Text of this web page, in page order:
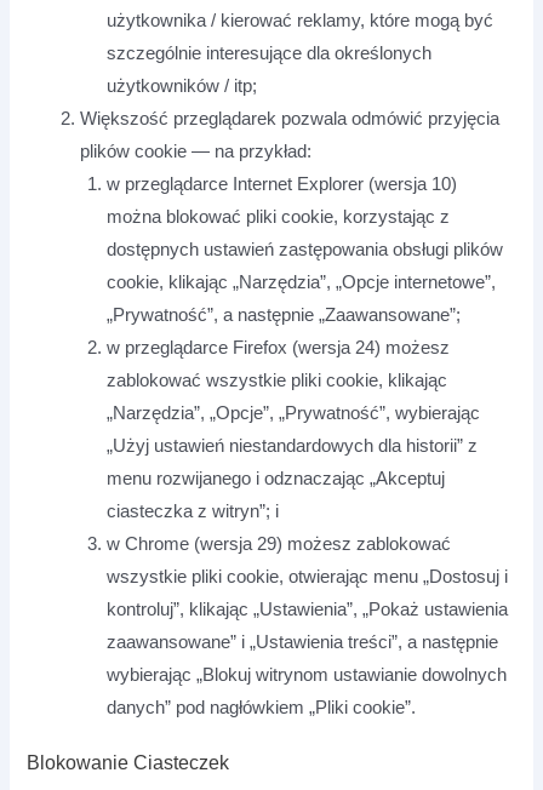
użytkownika / kierować reklamy, które mogą być
szczególnie interesujące dla określonych
użytkowników / itp;
Większość przeglądarek pozwala odmówić przyjęcia
plików cookie — na przykład:
w przeglądarce Internet Explorer (wersja 10)
można blokować pliki cookie, korzystając z
dostępnych ustawień zastępowania obsługi plików
cookie, klikając „Narzędzia”, „Opcje internetowe”,
„Prywatność”, a następnie „Zaawansowane”;
w przeglądarce Firefox (wersja 24) możesz
zablokować wszystkie pliki cookie, klikając
„Narzędzia”, „Opcje”, „Prywatność”, wybierając
„Użyj ustawień niestandardowych dla historii” z
menu rozwijanego i odznaczając „Akceptuj
ciasteczka z witryn”; i
w Chrome (wersja 29) możesz zablokować
wszystkie pliki cookie, otwierając menu „Dostosuj i
kontroluj”, klikając „Ustawienia”, „Pokaż ustawienia
zaawansowane” i „Ustawienia treści”, a następnie
wybierając „Blokuj witrynom ustawianie dowolnych
danych” pod nagłówkiem „Pliki cookie”.
Blokowanie Ciasteczek